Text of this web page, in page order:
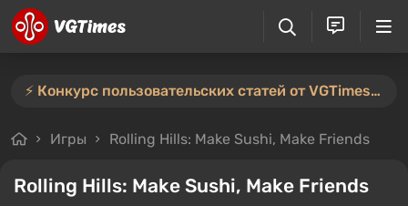
⚡️ Конкурс пользовательских статей от VGTimes продлён — участвуйте тут ⚡️
Игры Rolling Hills: Make Sushi, Make Friends
Rolling Hills: Make Sushi, Make Friends